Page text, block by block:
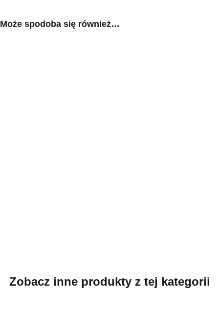
Może spodoba się również…
Zobacz inne produkty z tej kategorii